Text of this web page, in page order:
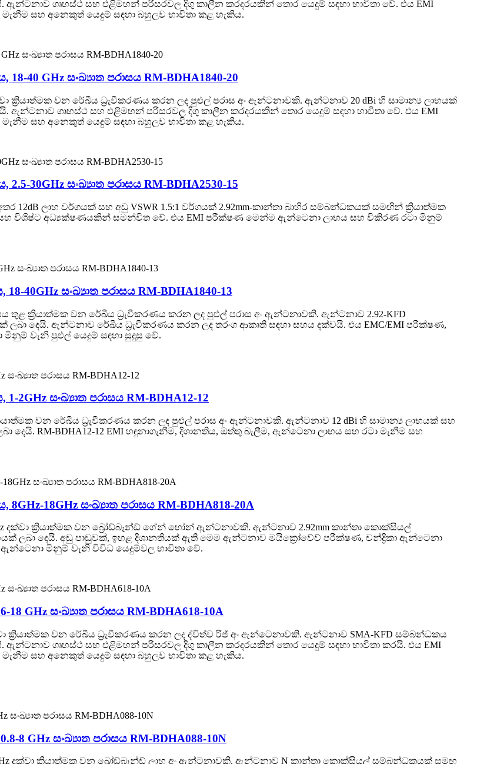
ඇන්ටනාව ගෘහස්ථ සහ එළිමහන් පරිසරවල දිගු කාලීන කරදරයකින් තොර යෙදුම් සඳහා භාවිතා වේ. එය EMI
සහ අනෙකුත් යෙදුම් සඳහා බහුලව භාවිතා කළ හැකිය.
GHz සංඛ්‍යාත පරාසය RM-BDHA1840-20
දක්වා ක්‍රියාත්මක වන රේඛීය ධ්‍රැවීකරණය කරන ලද පුළුල් පරාස අං ඇන්ටනාවකි. ඇන්ටනාව 20 dBi හි සාමාන්‍ය ලාභයක්
ඇන්ටනාව ගෘහස්ථ සහ එළිමහන් පරිසරවල දිගු කාලීන කරදරයකින් තොර යෙදුම් සඳහා භාවිතා වේ. එය EMI
සහ අනෙකුත් යෙදුම් සඳහා බහුලව භාවිතා කළ හැකිය.
30GHz සංඛ්‍යාත පරාසය RM-BDHA2530-15
අතර 12dB ලාභ වර්ගයක් සහ අඩු VSWR 1.5:1 වර්ගයක් 2.92mm-කාන්තා බාහිර සම්බන්ධකයක් සමඟින් ක්‍රියාත්මක
සහ විශිෂ්ට අධ්‍යක්ෂණයකින් සමන්විත වේ. එය EMI පරීක්ෂණ මෙන්ම ඇන්ටෙනා ලාභය සහ විකිරණ රටා මිනුම්
සංඛ්‍යාත පරාසය RM-BDHA1840-13
තුළ ක්‍රියාත්මක වන රේඛීය ධ්‍රැවීකරණය කරන ලද පුළුල් පරාස අං ඇන්ටනාවකි. ඇන්ටනාව 2.92-KFD
ලබා දෙයි. ඇන්ටනාව රේඛීය ධ්‍රැවීකරණය කරන ලද තරංග ආකෘති සඳහා සහය දක්වයි. එය EMC/EMI පරීක්ෂණ,
වැනි පුළුල් යෙදුම් සඳහා සුදුසු වේ.
සංඛ්‍යාත පරාසය RM-BDHA12-12
ක්‍රියාත්මක වන රේඛීය ධ්‍රැවීකරණය කරන ලද පුළුල් පරාස අං ඇන්ටනාවකි. ඇන්ටනාව 12 dBi හි සාමාන්‍ය ලාභයක් සහ
දෙයි. RM-BDHA12-12 EMI හඳුනාගැනීම, දිශානතිය, ඔත්තු බැලීම, ඇන්ටෙනා ලාභය සහ රටා මැනීම සහ
18GHz සංඛ්‍යාත පරාසය RM-BDHA818-20A
දක්වා ක්‍රියාත්මක වන බ්‍රෝඩ්බෑන්ඩ් ගේන් හෝන් ඇන්ටනාවකි. ඇන්ටනාව 2.92mm කාන්තා කොක්සියල්
ලබා දෙයි. අඩු පාඩුවක්, ඉහළ දිශානතියක් ඇති මෙම ඇන්ටනාව මයික්‍රෝවේව් පරීක්ෂණ, චන්ද්‍රිකා ඇන්ටෙනා
මිනුම් වැනි විවිධ යෙදුම්වල භාවිතා වේ.
GHz සංඛ්‍යාත පරාසය RM-BDHA618-10A
ක්‍රියාත්මක වන රේඛීය ධ්‍රැවීකරණය කරන ලද ද්විත්ව රිජ් අං ඇන්ටෙනාවකි. ඇන්ටනාව SMA-KFD සම්බන්ධකය
ඇන්ටනාව ගෘහස්ථ සහ එළිමහන් පරිසරවල දිගු කාලීන කරදරයකින් තොර යෙදුම් සඳහා භාවිතා කරයි. එය EMI
සහ අනෙකුත් යෙදුම් සඳහා බහුලව භාවිතා කළ හැකිය.
GHz සංඛ්‍යාත පරාසය RM-BDHA088-10N
GHz දක්වා ක්‍රියාත්මක වන බ්‍රෝඩ්බෑන්ඩ් ලාභ අං ඇන්ටනාවකි. ඇන්ටනාව N කාන්තා කොක්සියල් සම්බන්ධකයක් සමඟ